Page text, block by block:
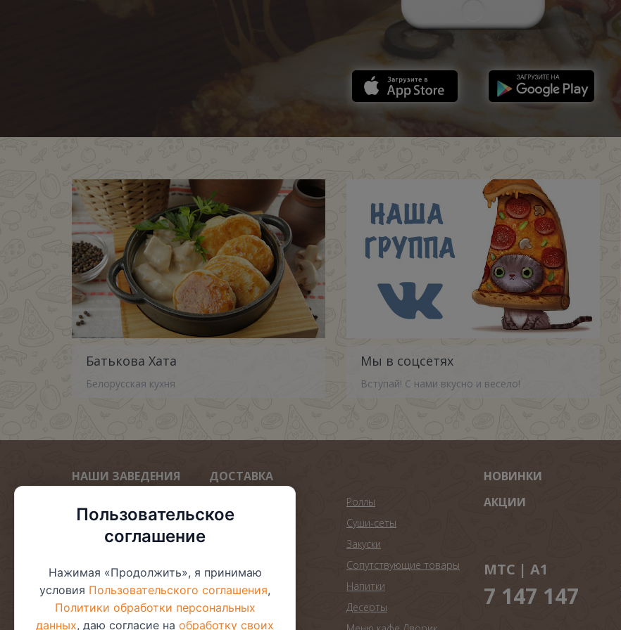
Батькова Хата
Белорусская кухня
Мы в соцсетях
Вступай! С нами вкусно и весело!
НАШИ ЗАВЕДЕНИЯ
Золотой Лев
Арена Десерто
ВИКТОРИЯ
Дворик
ДОСТАВКА
Пиццы 30 см
Ролл дог
Суши бургер
Роллы
Суши-сеты
Закуски
Сопутствующие товары
Напитки
Десерты
НОВИНКИ
АКЦИИ
МТС | A1
7 147 147
Пользовательское
соглашение
Нажимая «Продолжить», я принимаю
условия Пользовательского соглашения,
Политики обработки персональных
данных, даю согласие на обработку своих